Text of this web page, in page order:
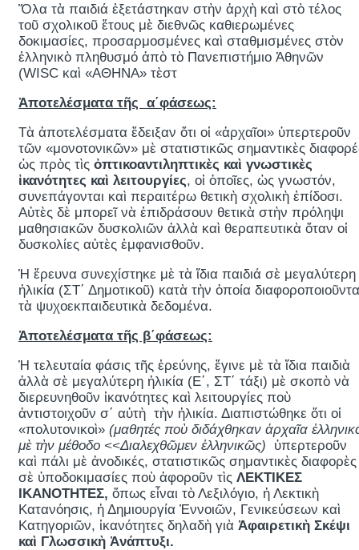
Ὅλα τὰ παιδιά ἐξετάστηκαν στὴν ἀρχὴ καὶ στὸ τέλος
τοῦ σχολικοῦ ἔτους μὲ διεθνῶς καθιερωμένες
δοκιμασίες, προσαρμοσμένες καὶ σταθμισμένες στὸν
ἑλληνικὸ πληθυσμό ἀπὸ τὸ Πανεπιστήμιο Ἀθηνῶν
(WISC καὶ «ΑΘΗΝΑ» τὲστ
Ἀποτελέσματα τῆς α΄φάσεως:
Τὰ ἀποτελέσματα ἔδειξαν ὅτι οἱ «ἀρχαῖοι» ὑπερτεροῦν
τῶν «μονοτονικῶν» μὲ στατιστικῶς σημαντικὲς
ὡς πρὸς τὶς ὀπτικοαντιληπτικὲς καὶ γνωστικὲς
ἱκανότητες καὶ λειτουργίες, οἱ ὁποῖες, ὡς γνωστόν,
συνεπάγονται καὶ περαιτέρω θετικὴ σχολικὴ ἐπίδοσι.
Αὐτὲς δὲ μπορεῖ νὰ ἐπιδράσουν θετικὰ στὴν πρόληψι
μαθησιακῶν δυσκολιῶν ἀλλὰ καὶ θεραπευτικὰ ὅταν οἱ
δυσκολίες αὐτὲς ἐμφανισθοῦν.
Ἡ ἔρευνα συνεχίστηκε μὲ τὰ ἴδια παιδιά σὲ μεγαλύτερη
ἡλικία (ΣΤ΄ Δημοτικοῦ) κατὰ τὴν ὁποία
τὰ ψυχοεκπαιδευτικὰ δεδομένα.
Ἀποτελέσματα τῆς β΄φάσεως:
Ἡ τελευταία φάσις τῆς ἐρεύνης, ἔγινε μὲ τὰ ἴδια παιδιὰ
ἀλλὰ σὲ μεγαλύτερη ἡλικία (Ε΄, ΣΤ΄ τάξι) μὲ σκοπὸ νὰ
διερευνηθοῦν ἱκανότητες καὶ λειτουργίες ποὺ
ἀντιστοιχοῦν σ΄ αὐτὴ τὴν ἡλικία. Διαπιστώθηκε ὅτι οἱ
«πολυτονικοὶ» (μαθητές ποὺ διδάχθηκαν ἀρχαῖα
μὲ τὴν μέθοδο <<Διαλεχθῶμεν ἑλληνικῶς)
ὑπερτεροῦν
καὶ πάλι μὲ ἀνοδικές, στατιστικῶς σημαντικὲς διαφορὲς
σὲ ὑποδοκιμασίες ποὺ ἀφοροῦν τὶς ΛΕΚΤΙΚΕΣ
ΙΚΑΝΟΤΗΤΕΣ, ὅπως εἶναι τὸ Λεξιλόγιο, ἡ Λεκτικὴ
Κατανόησις, ἡ Δημιουργία Ἐννοιῶν, Γενικεύσεων καὶ
Κατηγοριῶν, ἱκανότητες δηλαδὴ γιὰ Ἀφαιρετικὴ Σκέψι
καὶ Γλωσσικὴ Ἀνάπτυξι.